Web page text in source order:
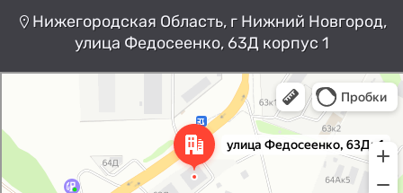
Нижегородская Область, г Нижний Новгород,
улица Федосеенко, 63Д корпус 1
Нижний Новгород
Улица Федосеенко, 63Дк1 —
Яндекс Карты